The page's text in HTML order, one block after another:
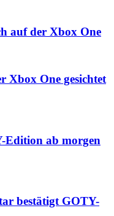
auf der Xbox One
Xbox One gesichtet
Edition ab morgen
bestätigt GOTY-